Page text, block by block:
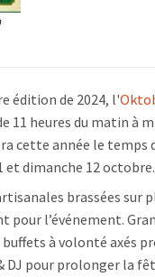
édition de 2024, l'
11 heures du matin à
cette année le temps
et dimanche 12 octobre.
brassées sur
pour l’événement.
à volonté axés
DJ pour prolonger la